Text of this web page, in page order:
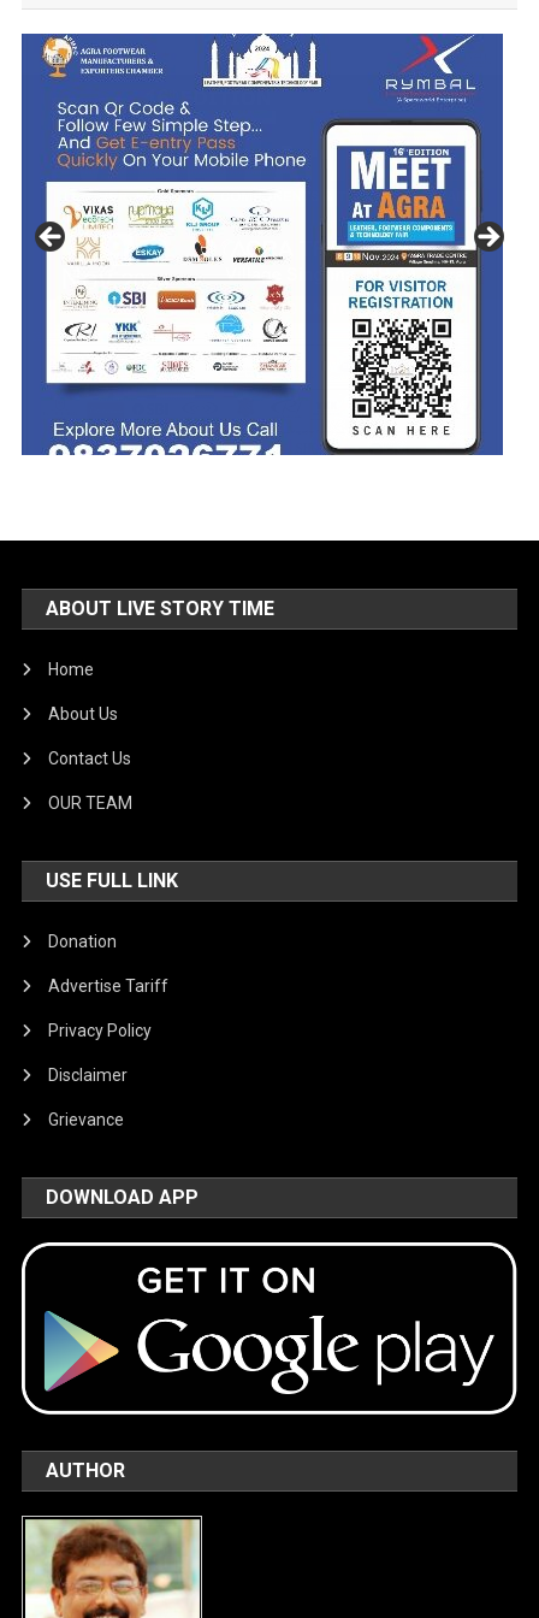
ABOUT LIVE STORY TIME
Home
About Us
Contact Us
OUR TEAM
USE FULL LINK
Donation
Advertise Tariff
Privacy Policy
Disclaimer
Grievance
DOWNLOAD APP
AUTHOR